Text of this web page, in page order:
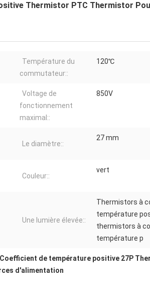
Thermistor PTC Thermistor
Température du
commutateur::
120℃
Voltage de
fonctionnement
maximal::
850V
Le diamètre::
27 mm
Couleur::
vert
Une lumière élevée::
Thermistors à
température
thermistors à
température p
Coefficient de température positive 27P
d'alimentation